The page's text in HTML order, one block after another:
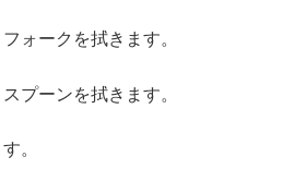
ォークを拭きます。
プーンを拭きます。
。